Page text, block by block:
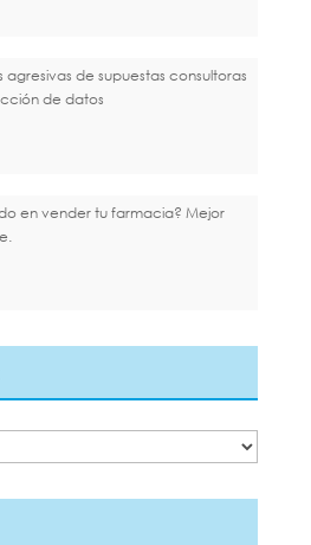
agresivas de supuestas consultoras
de datos
en vender tu farmacia? Mejor